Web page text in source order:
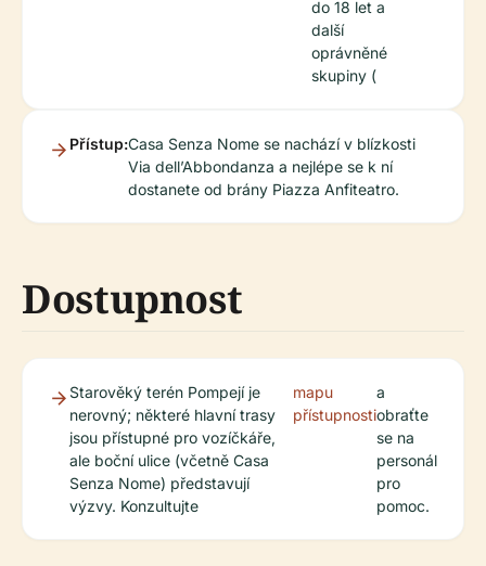
do 18 let a
další
oprávněné
skupiny (
Přístup:Casa Senza Nome se nachází v blízkosti
Via dell’Abbondanza a nejlépe se k ní
dostanete od brány Piazza Anfiteatro.
Dostupnost
Starověký terén Pompejí je
nerovný; některé hlavní trasy
jsou přístupné pro vozíčkáře,
ale boční ulice (včetně Casa
Senza Nome) představují
výzvy. Konzultujte
mapu
přístupnosti
a
obraťte
se na
personál
pro
pomoc.